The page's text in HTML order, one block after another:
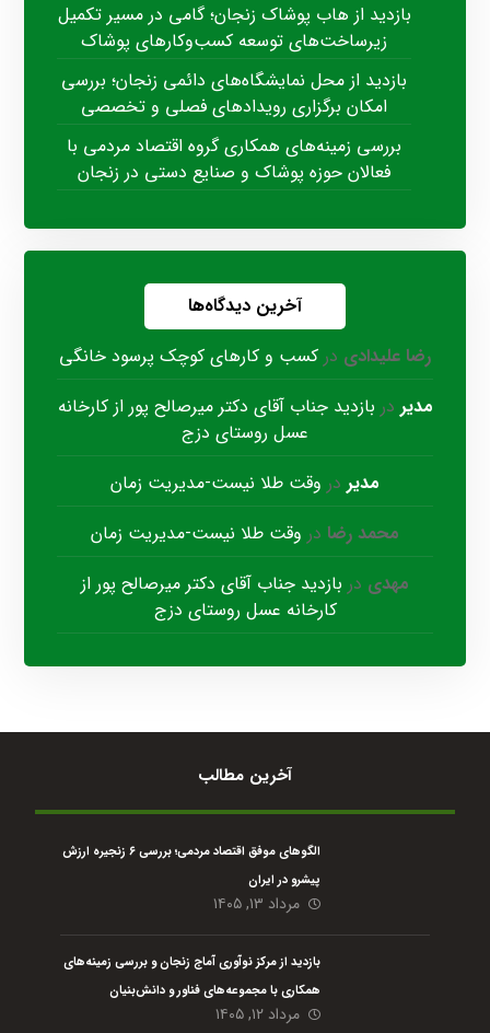
بازدید از هاب پوشاک زنجان؛ گامی در مسیر تکمیل
زیرساخت‌های توسعه کسب‌وکارهای پوشاک
بازدید از محل نمایشگاه‌های دائمی زنجان؛ بررسی
امکان برگزاری رویدادهای فصلی و تخصصی
بررسی زمینه‌های همکاری گروه اقتصاد مردمی با
فعالان حوزه پوشاک و صنایع دستی در زنجان
آخرین دیدگاه‌ها
رضا علیدادی در کسب و کارهای کوچک پرسود خانگی
مدیر در بازدید جناب آقای دکتر میرصالح پور از کارخانه
عسل روستای دزج
مدیر در وقت طلا نیست-مدیریت زمان
محمد رضا در وقت طلا نیست-مدیریت زمان
مهدی در بازدید جناب آقای دکتر میرصالح پور از
کارخانه عسل روستای دزج
آخرین مطالب
الگوهای موفق اقتصاد مردمی؛ بررسی ۶ زنجیره ارزش
پیشرو در ایران
مرداد ۱۳, ۱۴۰۵
بازدید از مرکز نوآوری آماج زنجان و بررسی زمینه‌های
همکاری با مجموعه‌های فناور و دانش‌بنیان
مرداد ۱۲, ۱۴۰۵